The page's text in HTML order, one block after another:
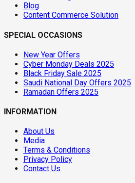
Blog
Content Commerce Solution
SPECIAL OCCASIONS
New Year Offers
Cyber Monday Deals 2025
Black Friday Sale 2025
Saudi National Day Offers 2025
Ramadan Offers 2025
INFORMATION
About Us
Media
Terms & Conditions
Privacy Policy
Contact Us